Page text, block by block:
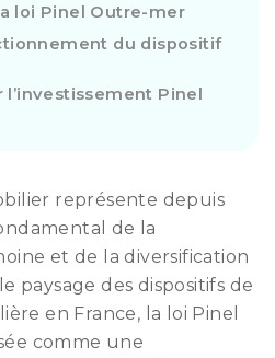
loi Pinel Outre-mer
du dispositif
l’investissement Pinel
représente depuis
de la
et de la diversification
paysage des dispositifs de
en France, la loi Pinel
comme une